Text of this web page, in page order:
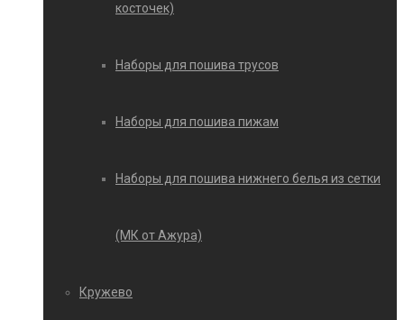
косточек)
Наборы для пошива трусов
Наборы для пошива пижам
Наборы для пошива нижнего белья из сетки
(МК от Ажура)
Кружево